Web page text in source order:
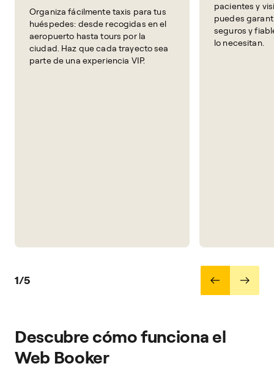
Organiza fácilmente taxis para tus
huéspedes: desde recogidas en el
aeropuerto hasta tours por la
ciudad. Haz que cada trayecto sea
parte de una experiencia VIP.
pacientes y
puedes
seguros y
lo necesitan.
1/5
Descubre cómo funciona el
Web Booker